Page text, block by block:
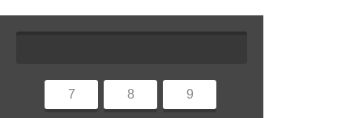
7 8 9